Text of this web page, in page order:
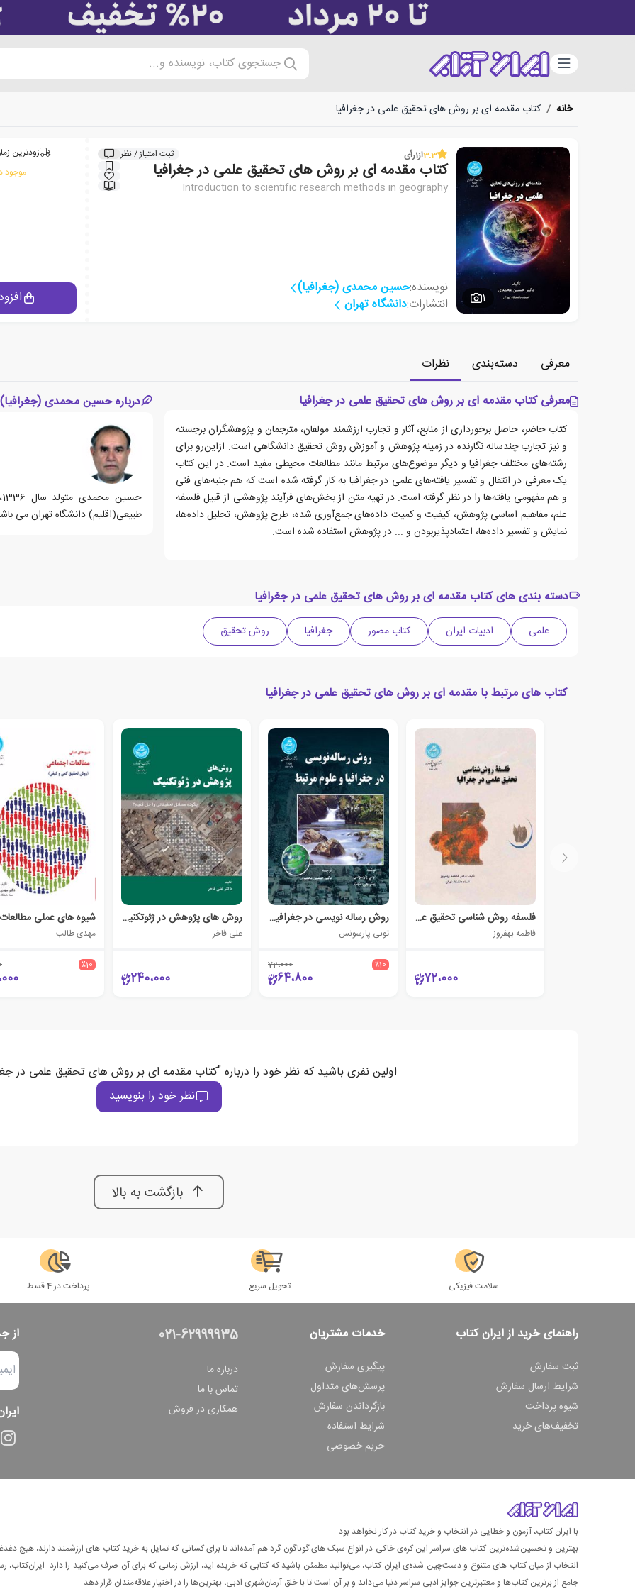
دسته‌بندی جستجوی کتاب، نویسنده و...
خانه / کتاب مقدمه ای بر روش های تحقیق علمی در جغرافیا
1
3.3از1رأی ثبت امتیاز / نظر
کتاب مقدمه ای بر روش های تحقیق علمی در جغرافیا
Introduction to scientific research methods in geography
نویسنده:حسین محمدی (جغرافیا)
انتشارات:دانشگاه تهران
زودترین
موجود
معرفی دسته‌بندی
نظرات
معرفی کتاب مقدمه ای بر روش های تحقیق علمی در جغرافیا
کتاب حاضر، حاصل برخورداری از منابع، آثار و تجارب ارزشمند مولفان، مترجمان و پژوهشگران برجسته
و نیز تجارب چندساله نگارنده در زمینه پژوهش و آموزش روش تحقیق دانشگاهی است. ازاین‌رو برای
رشته‌های مختلف جغرافیا و دیگر موضوع‌های مرتبط مانند مطالعات محیطی مفید است. در این کتاب
یک معرفی در انتقال و تفسیر یافته‌های علمی در جغرافیا به کار گرفته شده است که هم جنبه‌های فنی
و هم مفهومی یافته‌ها را در نظر گرفته است. در تهیه متن از بخش‌های فرآیند پژوهشی از قبیل فلسفه
علم، مفاهیم اساسی پژوهش، کیفیت و کمیت داده‌های جمع‌آوری شده، طرح پژوهش، تحلیل داده‌ها،
نمایش و تفسیر داده‌ها، اعتمادپذیربودن و ... در پژوهش استفاده شده است.
درباره حسین محمدی (جغرافیا)
طبیعی(اقلیم) دانشگاه تهران می
دسته بندی های کتاب مقدمه ای بر روش های تحقیق علمی در جغرافیا
علمی ادبیات ایران کتاب مصور جغرافیا روش تحقیق
کتاب های مرتبط با مقدمه ای بر روش های تحقیق علمی در جغرافیا
فلسفه روش شناسی تحقیق علمی در جغرافیا
فاطمه بهفروز
72،000
روش رساله نویسی در جغرافیا و علوم مرتبط
تونی پارسونس
٪10 72،000
64،800
روش های پژوهش در ژئوتکنیک
علی فاخر
240،000
مهدی طالب
٪10
اولین نفری باشید که نظر خود را درباره "کتاب مقدمه ای بر روش های تحقیق علمی در
نظر خود را بنویسید
بازگشت به بالا
سلامت فیزیکی تحویل سریع پرداخت در 4 قسط
راهنمای خرید از ایران کتاب
ثبت سفارش
شرایط ارسال سفارش
شیوه پرداخت
تخفیف‌های خرید
خدمات مشتریان
پیگیری سفارش
پرسش‌های متداول
بازگرداندن سفارش
شرایط استفاده
حریم خصوصی
021-62999935
درباره ما
تماس با ما
همکاری در فروش
از
با ایران کتاب، آزمون و خطایی در انتخاب و خرید کتاب در کار نخواهد بود.
بهترین و تحسین‌شده‌ترین کتاب‌ های سراسر این کره‌ی خاکی در انواع سبک های گوناگون گرد هم آمده‌اند تا برای کسانی که تمایل به خرید کتاب های ارزشمند دارند، هیچ
انتخاب از میان کتاب های متنوع و دست‌چین شده‌ی ایران کتاب، می‌توانید مطمئن باشید که کتابی که خریده اید، ارزش زمانی که برای آن صرف می‌کنید را دارد. ایران‌کتاب،
جامع از برترین کتاب‌ها و معتبرترین جوایز ادبی سراسر دنیا می‌داند و بر آن است تا با خلق آرمان‌شهری ادبی، بهترین‌ها را در اختیار علاقه‌مندان قرار دهد.